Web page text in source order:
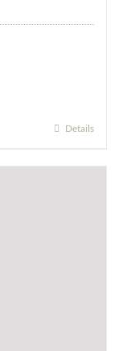
Details